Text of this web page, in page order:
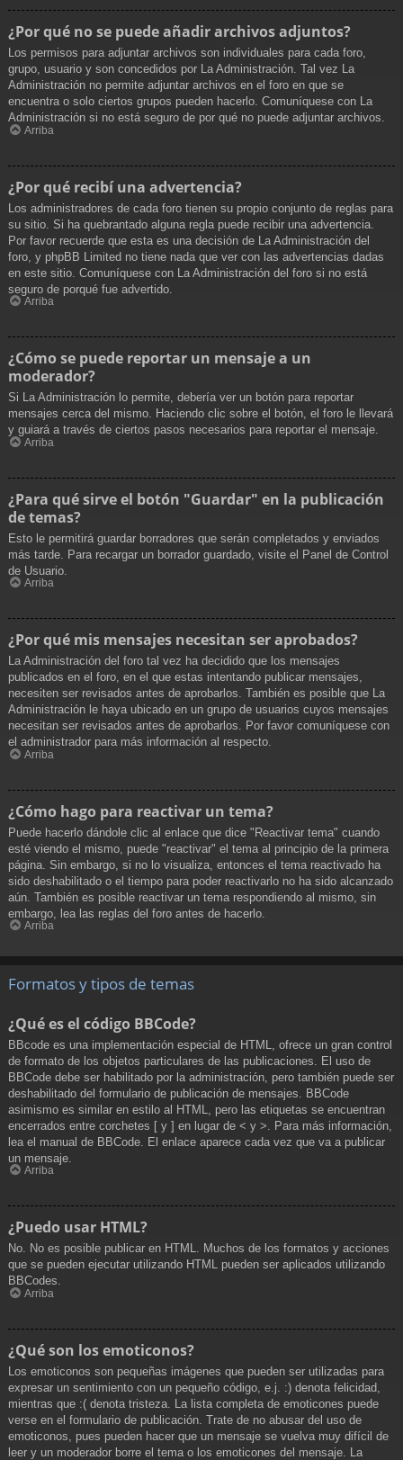
¿Por qué no se puede añadir archivos adjuntos?
Los permisos para adjuntar archivos son individuales para cada foro,
grupo, usuario y son concedidos por La Administración. Tal vez La
Administración no permite adjuntar archivos en el foro en que se
encuentra o solo ciertos grupos pueden hacerlo. Comuníquese con La
Administración si no está seguro de por qué no puede adjuntar archivos.
Arriba
¿Por qué recibí una advertencia?
Los administradores de cada foro tienen su propio conjunto de reglas para
su sitio. Si ha quebrantado alguna regla puede recibir una advertencia.
Por favor recuerde que esta es una decisión de La Administración del
foro, y phpBB Limited no tiene nada que ver con las advertencias dadas
en este sitio. Comuníquese con La Administración del foro si no está
seguro de porqué fue advertido.
Arriba
¿Cómo se puede reportar un mensaje a un
moderador?
Si La Administración lo permite, debería ver un botón para reportar
mensajes cerca del mismo. Haciendo clic sobre el botón, el foro le llevará
y guiará a través de ciertos pasos necesarios para reportar el mensaje.
Arriba
¿Para qué sirve el botón "Guardar" en la publicación
de temas?
Esto le permitirá guardar borradores que serán completados y enviados
más tarde. Para recargar un borrador guardado, visite el Panel de Control
de Usuario.
Arriba
¿Por qué mis mensajes necesitan ser aprobados?
La Administración del foro tal vez ha decidido que los mensajes
publicados en el foro, en el que estas intentando publicar mensajes,
necesiten ser revisados antes de aprobarlos. También es posible que La
Administración le haya ubicado en un grupo de usuarios cuyos mensajes
necesitan ser revisados antes de aprobarlos. Por favor comuníquese con
el administrador para más información al respecto.
Arriba
¿Cómo hago para reactivar un tema?
Puede hacerlo dándole clic al enlace que dice "Reactivar tema" cuando
esté viendo el mismo, puede "reactivar" el tema al principio de la primera
página. Sin embargo, si no lo visualiza, entonces el tema reactivado ha
sido deshabilitado o el tiempo para poder reactivarlo no ha sido alcanzado
aún. También es posible reactivar un tema respondiendo al mismo, sin
embargo, lea las reglas del foro antes de hacerlo.
Arriba
Formatos y tipos de temas
¿Qué es el código BBCode?
BBcode es una implementación especial de HTML, ofrece un gran control
de formato de los objetos particulares de las publicaciones. El uso de
BBCode debe ser habilitado por la administración, pero también puede ser
deshabilitado del formulario de publicación de mensajes. BBCode
asimismo es similar en estilo al HTML, pero las etiquetas se encuentran
encerrados entre corchetes [ y ] en lugar de < y >. Para más información,
lea el manual de BBCode. El enlace aparece cada vez que va a publicar
un mensaje.
Arriba
¿Puedo usar HTML?
No. No es posible publicar en HTML. Muchos de los formatos y acciones
que se pueden ejecutar utilizando HTML pueden ser aplicados utilizando
BBCodes.
Arriba
¿Qué son los emoticonos?
Los emoticonos son pequeñas imágenes que pueden ser utilizadas para
expresar un sentimiento con un pequeño código, e.j. :) denota felicidad,
mientras que :( denota tristeza. La lista completa de emoticones puede
verse en el formulario de publicación. Trate de no abusar del uso de
emoticonos, pues pueden hacer que un mensaje se vuelva muy difícil de
leer y un moderador borre el tema o los emoticones del mensaje. La